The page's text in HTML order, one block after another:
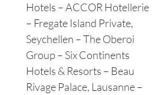
Hotels – ACCOR Hotellerie
– Fregate Island Private,
Seychellen – The Oberoi
Group – Six Continents
Hotels & Resorts – Beau
Rivage Palace, Lausanne –